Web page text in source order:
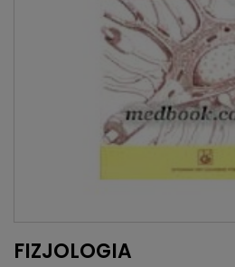
FIZJOLOGIA